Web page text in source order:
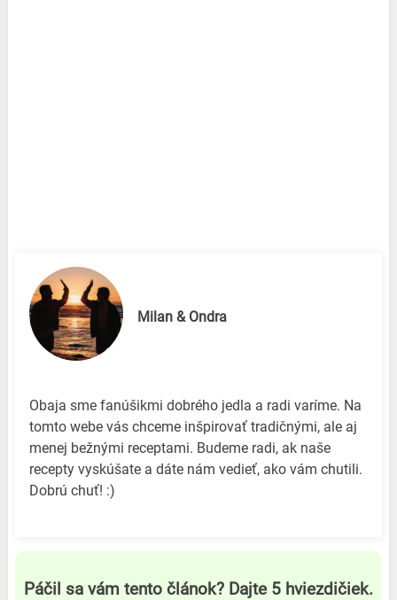
Milan & Ondra
Obaja sme fanúšikmi dobrého jedla a radi varíme. Na
tomto webe vás chceme inšpirovať tradičnými, ale aj
menej bežnými receptami. Budeme radi, ak naše
recepty vyskúšate a dáte nám vedieť, ako vám chutili.
Dobrú chuť! :)
Páčil sa vám tento článok? Dajte 5 hviezdičiek.